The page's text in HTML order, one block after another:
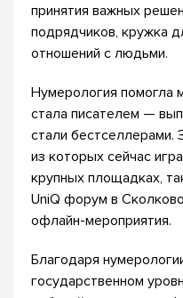
принятия важных
подрядчиков, кружка
отношений с людьми.
Нумерология помогла
стала писателем —
стали бестселлерами.
из которых сейчас
крупных площадках,
UniQ форум в
офлайн-мероприятия.
Благодаря
государственном